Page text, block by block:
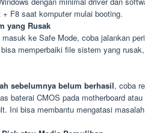
F8 saat komputer mulai booting.
yang Rusak
ke Safe Mode, coba jalankan
memperbaiki file sistem yang
sebelumnya belum berhasil, coba
baterai CMOS pada motherboard
Ini bisa membantu mengatasi